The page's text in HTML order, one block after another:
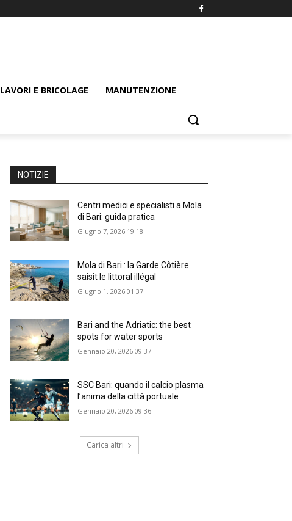
LAVORI E BRICOLAGE MANUTENZIONE
NOTIZIE
Centri medici e specialisti a Mola
di Bari: guida pratica
Giugno 7, 2026 19:18
Mola di Bari : la Garde Côtière
saisit le littoral illégal
Giugno 1, 2026 01:37
Bari and the Adriatic: the best
spots for water sports
Gennaio 20, 2026 09:37
SSC Bari: quando il calcio plasma
l’anima della città portuale
Gennaio 20, 2026 09:36
Carica altri